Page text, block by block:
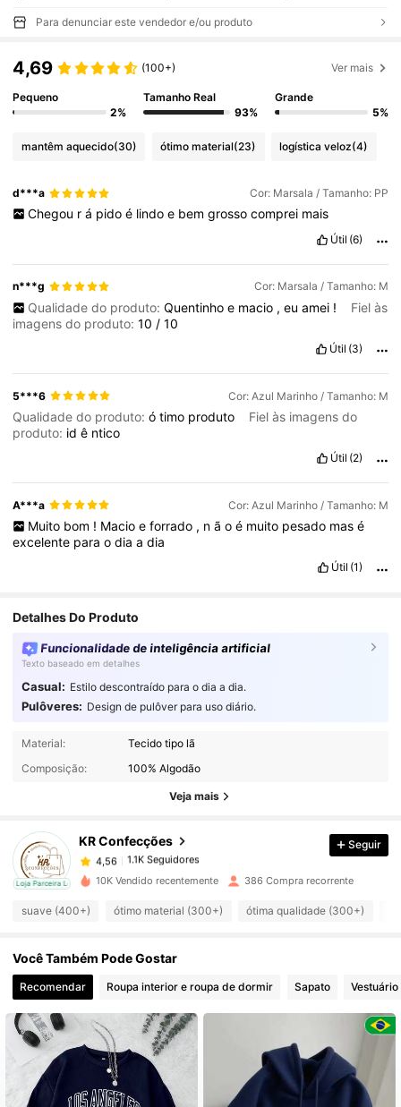
Para denunciar este vendedor e/ou produto
4,69 (100+) Ver mais
Pequeno
2%
Tamanho Real
93%
Grande
5%
mantêm aquecido(30) ótimo material(23) logística veloz(4)
d***a Cor: Marsala / Tamanho: PP
Chegou r á pido é lindo e bem grosso comprei mais
Útil (6)
n***g Cor: Marsala / Tamanho: M
Qualidade do produto: Quentinho e macio , eu amei !
Fiel às
imagens do produto:10 /10
Útil (3)
5***6 Cor: Azul Marinho / Tamanho: M
Qualidade do produto:ótimo produto
Fiel às imagens do
produto: idê ntico
Útil (2)
A***a Cor: Azul Marinho / Tamanho: M
Muito bom ! Macio e forrado , n ã o é muito pesado mas é
excelente paraodiaadia
Útil (1)
Detalhes Do Produto
Funcionalidade de inteligência artificial
Texto baseado em detalhes
Casual: Estilo descontraído para o dia a dia.
Pulôveres: Design de pulôver para uso diário.
Material:
Tecido tipo lã
Composição:
100% Algodão
Veja mais
Loja Parceira Local
KR Confecções
1.1K Seguidores
1.1K Seguidores
4,56 1.1K Seguidores
4,56 1.1K Seguidores
4,56 1.1K Seguidores
4,56 1.1K Seguidores
Seguir
10K Vendido recentemente 386 Compra recorrente
suave (400+) ótimo material (300+) ótima qualidade (300+)
Você Também Pode Gostar
Recomendar Roupa interior e roupa de dormir Sapato